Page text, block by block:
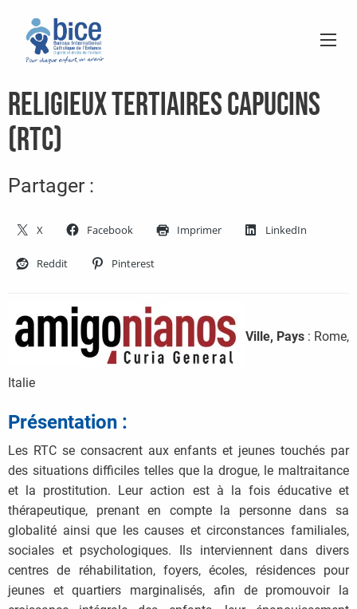
Religieux Tertiaires Capucins
(RTC)
Partager :
X Facebook Imprimer LinkedIn
Reddit Pinterest
Ville, Pays : Rome,
Italie
Présentation :
Les RTC se consacrent aux enfants et jeunes touchés par
des situations difficiles telles que la drogue, le maltraitance
et la prostitution. Leur action est à la fois éducative et
thérapeutique, prenant en compte la personne dans sa
globalité ainsi que les causes et circonstances familiales,
sociales et psychologiques. Ils interviennent dans divers
centres de réhabilitation, foyers, écoles, résidences pour
jeunes et quartiers marginalisés, afin de promouvoir la